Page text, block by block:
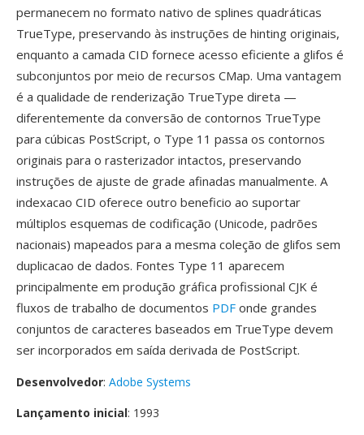
permanecem no formato nativo de splines quadráticas
TrueType, preservando às instruções de hinting originais,
enquanto a camada CID fornece acesso eficiente a glifos é
subconjuntos por meio de recursos CMap. Uma vantagem
é a qualidade de renderização TrueType direta —
diferentemente da conversão de contornos TrueType
para cúbicas PostScript, o Type 11 passa os contornos
originais para o rasterizador intactos, preservando
instruções de ajuste de grade afinadas manualmente. A
indexacao CID oferece outro beneficio ao suportar
múltiplos esquemas de codificação (Unicode, padrões
nacionais) mapeados para a mesma coleção de glifos sem
duplicacao de dados. Fontes Type 11 aparecem
principalmente em produção gráfica profissional CJK é
fluxos de trabalho de documentos PDF onde grandes
conjuntos de caracteres baseados em TrueType devem
ser incorporados em saída derivada de PostScript.
Desenvolvedor: Adobe Systems
Lançamento inicial: 1993